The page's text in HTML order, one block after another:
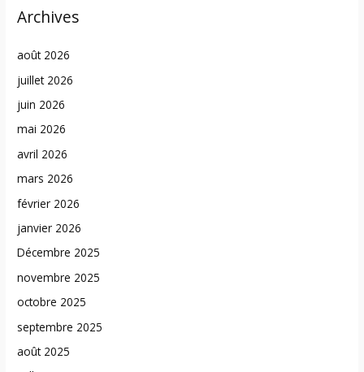
Archives
août 2026
juillet 2026
juin 2026
mai 2026
avril 2026
mars 2026
février 2026
janvier 2026
Décembre 2025
novembre 2025
octobre 2025
septembre 2025
août 2025